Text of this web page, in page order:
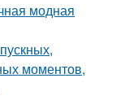
модная
моментов,